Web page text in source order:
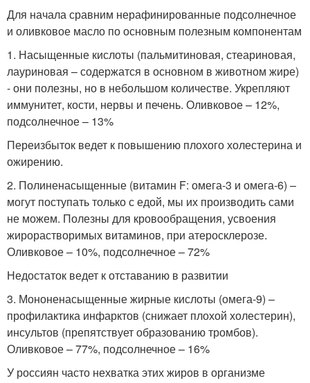
Для начала сравним нерафинированные подсолнечное
и оливковое масло по основным полезным компонентам
1. Насыщенные кислоты (пальмитиновая, стеариновая,
лауриновая – содержатся в основном в животном жире)
- они полезны, но в небольшом количестве. Укрепляют
иммунитет, кости, нервы и печень. Оливковое – 12%,
подсолнечное – 13%
Переизбыток ведет к повышению плохого холестерина и
ожирению.
2. Полиненасыщенные (витамин F: омега-3 и омега-6) –
могут поступать только с едой, мы их производить сами
не можем. Полезны для кровообращения, усвоения
жирорастворимых витаминов, при атеросклерозе.
Оливковое – 10%, подсолнечное – 72%
Недостаток ведет к отставанию в развитии
3. Мононенасыщенные жирные кислоты (омега-9) –
профилактика инфарктов (снижает плохой холестерин),
инсультов (препятствует образованию тромбов).
Оливковое – 77%, подсолнечное – 16%
У россиян часто нехватка этих жиров в организме